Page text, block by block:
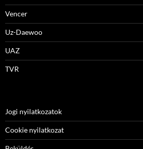
Vencer
Uz-Daewoo
UAZ
TVR
Jogi nyilatkozatok
Cookie nyilatkozat